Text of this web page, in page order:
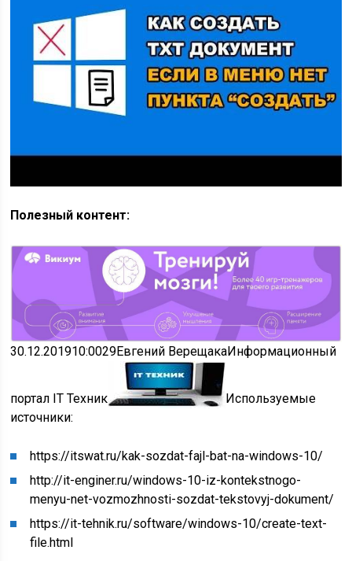
Полезный контент:
30.12.201910:0029Евгений ВерещакаИнформационный
портал IT Техник
Используемые
источники:
https://itswat.ru/kak-sozdat-fajl-bat-na-windows-10/
http://it-enginer.ru/windows-10-iz-kontekstnogo-
menyu-net-vozmozhnosti-sozdat-tekstovyj-dokument/
https://it-tehnik.ru/software/windows-10/create-text-
file.html